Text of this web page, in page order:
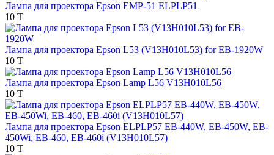
Лампа для проектора Epson EMP-51 ELPLP51
10 T
Лампа для проектора Epson L53 (V13H010L53) for EB-1920W
10 T
Лампа для проектора Epson Lamp L56 V13H010L56
10 T
Лампа для проектора Epson ELPLP57 EB-440W, EB-450W, EB-
450Wi, EB-460, EB-460i (V13H010L57)
10 T